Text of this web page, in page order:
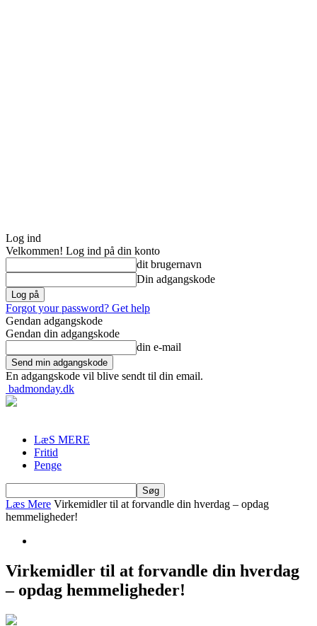
Log ind
Velkommen! Log ind på din konto
dit brugernavn
Din adgangskode
Forgot your password? Get help
Gendan adgangskode
Gendan din adgangskode
din e-mail
En adgangskode vil blive sendt til din email.
badmonday.dk
LæS MERE
Fritid
Penge
Læs Mere Virkemidler til at forvandle din hverdag – opdag
hemmeligheder!
Virkemidler til at forvandle din hverdag
– opdag hemmeligheder!